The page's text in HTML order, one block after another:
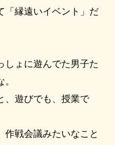
縁遠いイベント」だ
ょに遊んでた男子た
遊びでも、授業で
戦会議みたいなこと